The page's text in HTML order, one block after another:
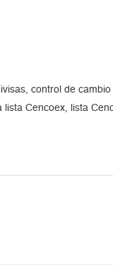
control de
Cencoex, lista